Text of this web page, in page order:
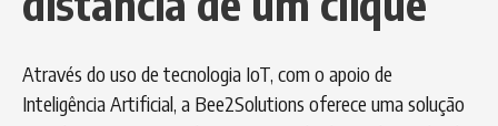
Através do uso de tecnologia IoT, com o apoio de
Inteligência Artificial, a Bee2Solutions oferece uma solução